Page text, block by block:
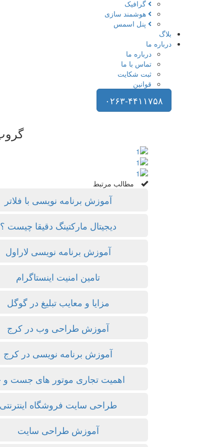
گرافیک
هوشمند سازی
پنل اسمس
بلاگ
درباره ما
درباره ما
تماس با ما
ثبت شکایت
قوانین
۰۲۶۳-۴۴۱۱۷۵۸
مطالب مرتبط
آموزش برنامه نویسی با فلاتر
دیجیتال مارکتینگ دقیقا چیست ؟
آموزش برنامه نویسی لاراول
تامین امنیت اینستاگرام
مزایا و معایب تبلیغ در گوگل
آموزش طراحی وب در کرج
آموزش برنامه نویسی در کرج
اهمیت تجاری موتور های جست و
طراحی سایت فروشگاه اینترنتی
آموزش طراحی سایت